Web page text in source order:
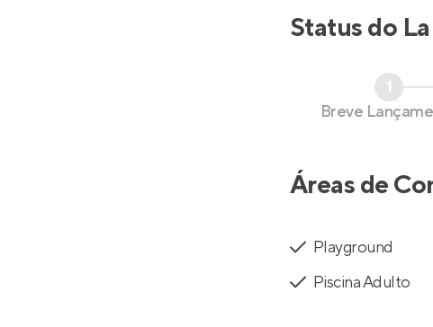
Status do
1
Breve
Áreas de
Playground
Piscina Adulto